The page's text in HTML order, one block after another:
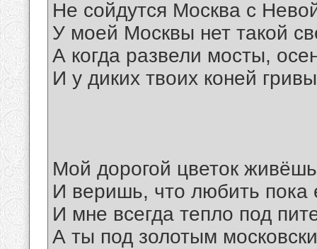
Не сойдутся Москва с
У моей Москвы нет такой
А когда развели мосты,
И у диких твоих коней
Мой дорогой цветок
И веришь, что любить пока
И мне всегда тепло под
А ты под золотым